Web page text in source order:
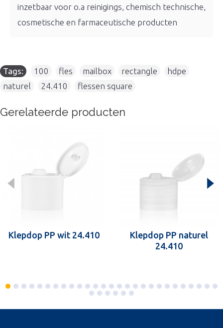
inzetbaar voor o.a reinigings, chemisch technische,
cosmetische en farmaceutische producten
Tags: 100 fles mailbox rectangle hdpe
naturel
24.410 flessen square
Gerelateerde producten
Klepdop PP wit 24.410
Klepdop PP naturel
24.410